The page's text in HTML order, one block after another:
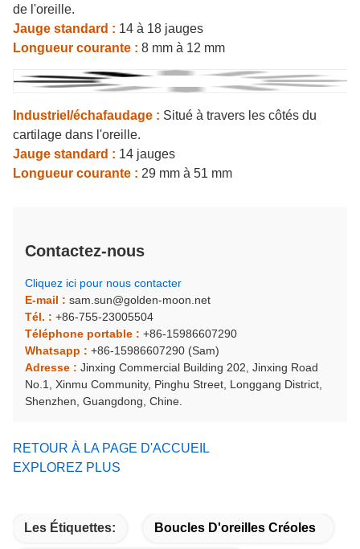
de l'oreille.
Jauge standard : 14 à 18 jauges
Longueur courante : 8 mm à 12 mm
Industriel/échafaudage : Situé à travers les côtés du
cartilage dans l'oreille.
Jauge standard : 14 jauges
Longueur courante : 29 mm à 51 mm
Contactez-nous
Cliquez ici pour nous contacter
E-mail : sam.sun@golden-moon.net
Tél. : +86-755-23005504
Téléphone portable : +86-15986607290
Whatsapp : +86-15986607290 (Sam)
Adresse : Jinxing Commercial Building 202, Jinxing Road
No.1, Xinmu Community, Pinghu Street, Longgang District,
Shenzhen, Guangdong, Chine.
RETOUR À LA PAGE D'ACCUEIL
EXPLOREZ PLUS
Les Étiquettes: Boucles D'oreilles Créoles